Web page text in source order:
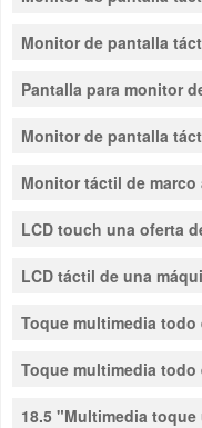
Monitor de pantalla
Pantalla para monitor
Monitor de pantalla
Monitor táctil de marco
LCD touch una oferta
LCD táctil de una
Toque multimedia todo
Toque multimedia todo
18.5 "Multimedia toque